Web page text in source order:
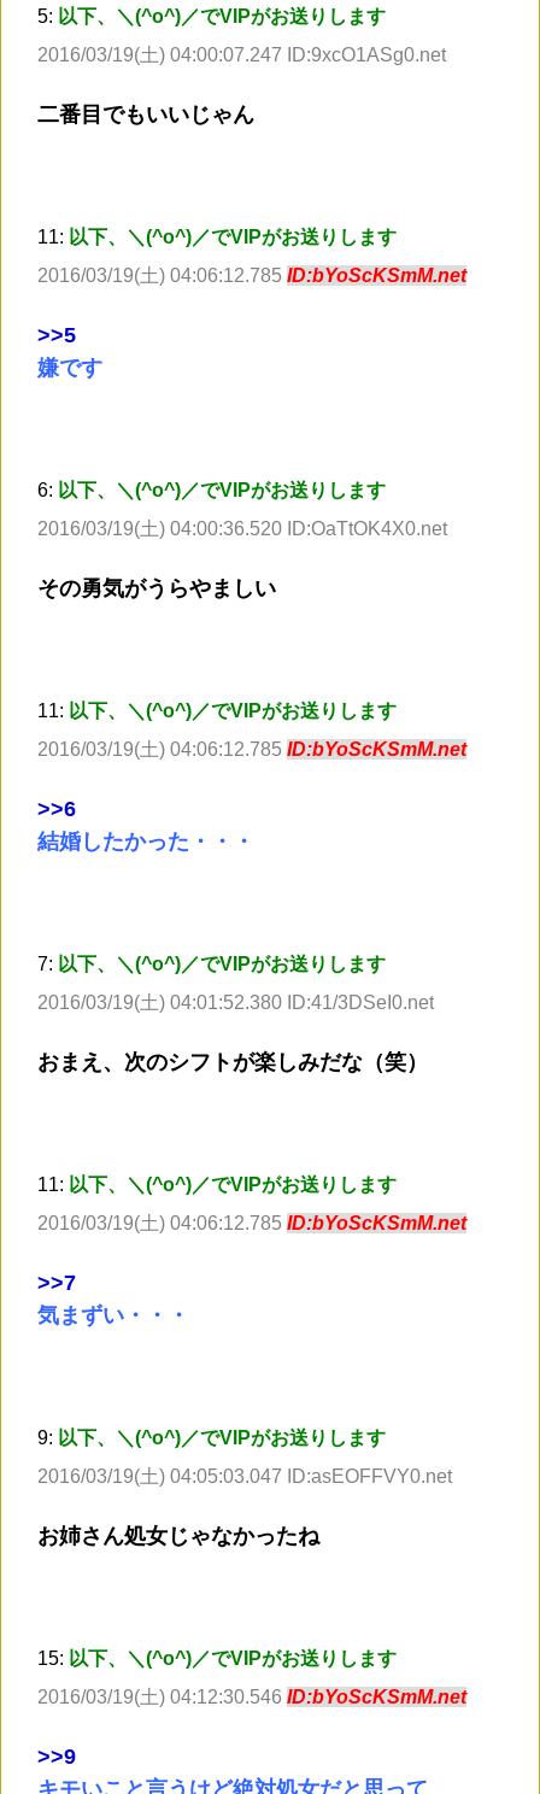
5: 以下、＼(^o^)／でVIPがお送りします
2016/03/19(土) 04:00:07.247 ID:9xcO1ASg0.net
二番目でもいいじゃん
11: 以下、＼(^o^)／でVIPがお送りします
2016/03/19(土) 04:06:12.785 ID:bYoScKSmM.net
>>5
嫌です
6: 以下、＼(^o^)／でVIPがお送りします
2016/03/19(土) 04:00:36.520 ID:OaTtOK4X0.net
その勇気がうらやましい
11: 以下、＼(^o^)／でVIPがお送りします
2016/03/19(土) 04:06:12.785 ID:bYoScKSmM.net
>>6
結婚したかった・・・
7: 以下、＼(^o^)／でVIPがお送りします
2016/03/19(土) 04:01:52.380 ID:41/3DSeI0.net
おまえ、次のシフトが楽しみだな（笑）
11: 以下、＼(^o^)／でVIPがお送りします
2016/03/19(土) 04:06:12.785 ID:bYoScKSmM.net
>>7
気まずい・・・
9: 以下、＼(^o^)／でVIPがお送りします
2016/03/19(土) 04:05:03.047 ID:asEOFFVY0.net
お姉さん処女じゃなかったね
15: 以下、＼(^o^)／でVIPがお送りします
2016/03/19(土) 04:12:30.546 ID:bYoScKSmM.net
>>9